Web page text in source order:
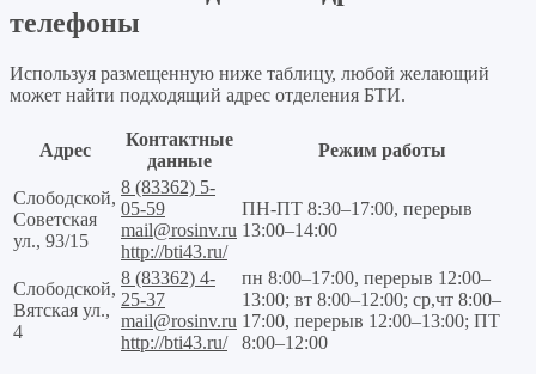
телефоны
Используя размещенную ниже таблицу, любой желающий
может найти подходящий адрес отделения БТИ.
Адрес
Контактные
данные
Режим работы
Слободской,
Советская
ул., 93/15
8 (83362) 5-
05-59
mail@rosinv.ru
http://bti43.ru/
ПН-ПТ 8:30–17:00, перерыв
13:00–14:00
Слободской,
Вятская ул.,
4
8 (83362) 4-
25-37
mail@rosinv.ru
http://bti43.ru/
пн 8:00–17:00, перерыв 12:00–
13:00; вт 8:00–12:00; ср,чт 8:00–
17:00, перерыв 12:00–13:00; ПТ
8:00–12:00